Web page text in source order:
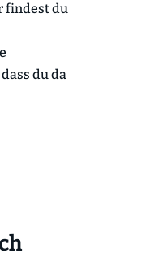
findest du
du da